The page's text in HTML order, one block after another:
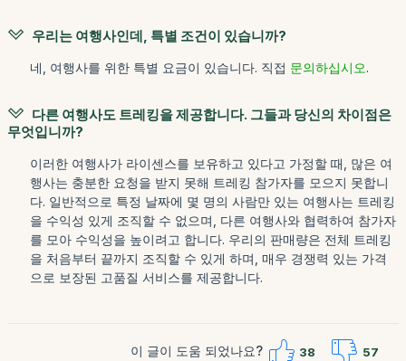
우리는 여행사인데, 특별 조건이 있습니까?
네, 여행사를 위한 특별 요금이 있습니다. 직접 문의하십시오.
다른 여행사도 트레킹을 제공합니다. 그들과 당신의 차이점은
무엇입니까?
이러한 여행사가 라이센스를 보유하고 있다고 가정할 때, 많은 여
행사는 충분한 요청을 받지 못해 트레킹 참가자를 모으지 못합니
다. 일반적으로 특정 날짜에 몇 명의 사람만 있는 여행사는 트레킹
을 수익성 있게 조직할 수 없으며, 다른 여행사와 협력하여 참가자
를 모아 수익성을 높이려고 합니다. 우리의 판매량은 전체 트레킹
을 처음부터 끝까지 조직할 수 있게 하며, 매우 경쟁력 있는 가격
으로 보장된 고품질 서비스를 제공합니다.
이 글이 도움 되었나요? 38 57